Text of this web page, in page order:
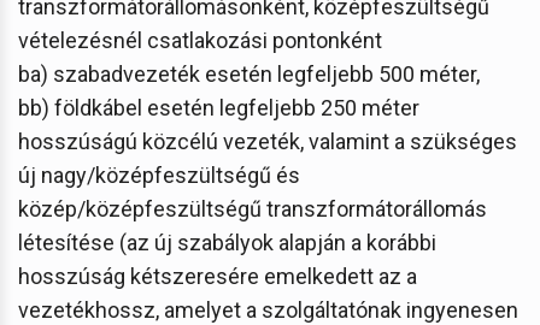
transzformátorállomásonként, középfeszültségű
vételezésnél csatlakozási pontonként
ba) szabadvezeték esetén legfeljebb 500 méter,
bb) földkábel esetén legfeljebb 250 méter
hosszúságú közcélú vezeték, valamint a szükséges
új nagy/középfeszültségű és
közép/középfeszültségű transzformátorállomás
létesítése (az új szabályok alapján a korábbi
hosszúság kétszeresére emelkedett az a
vezetékhossz, amelyet a szolgáltatónak ingyenesen